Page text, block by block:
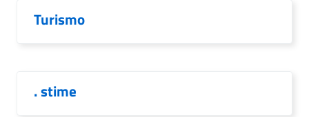
Turismo
. stime